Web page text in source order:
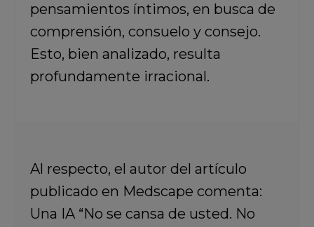
pensamientos íntimos, en busca de
comprensión, consuelo y consejo.
Esto, bien analizado, resulta
profundamente irracional.
Al respecto, el autor del artículo
publicado en Medscape comenta:
Una IA “No se cansa de usted. No